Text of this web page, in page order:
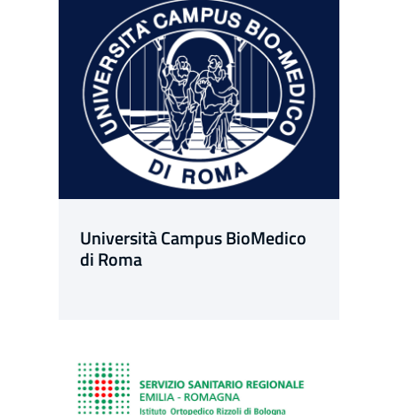
Università Campus BioMedico
di Roma